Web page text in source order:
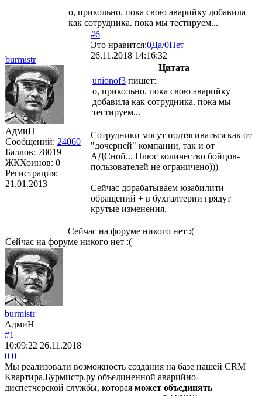
о, прикольно. пока свою аварийку добавила
как сотрудника. пока мы тестируем...
burmistr
АдмиН
Сообщений: 24060
Баллов: 78019
ЖКХоинов: 0
Регистрация:
21.01.2013
#6
Это нравится:0Да/0Нет
26.11.2018 14:16:32
Цитата
unionof3 пишет:
о, прикольно. пока свою аварийку
добавила как сотрудника. пока мы
тестируем...
Сотрудники могут подтягиваться как от
"дочерней" компании, так и от
АДСной... Плюс количество бойцов-
пользователей не ограничено)))
Сейчас дорабатываем юзабилити
обращений + в бухгалтерии грядут
крутые изменения.
Сейчас на форуме никого нет :(
Сейчас на форуме никого нет :(
burmistr
АдмиН
#1
10:09:22 26.11.2018
0 0
Мы реализовали возможность создания на базе нашей CRM
Квартира.Бурмистр.ру объединенной аварийно-
диспетчерской службы, которая может объединять